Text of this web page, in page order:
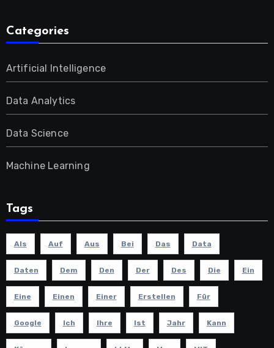
Categories
Artificial Intelligence
Data Analytics
Data Science
Machine Learning
Tags
Als Auf Aus Bei Das Data
Daten Dem Den Der Des Die Ein
Eine Einen Einer Erstellen Für
Google Ich Ihre Ist Jahr Kann